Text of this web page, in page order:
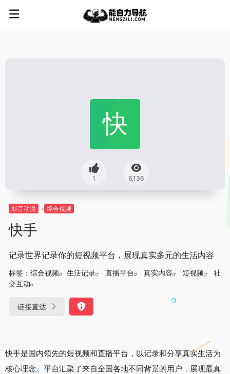
1 6,136
影音动漫 综合视频
快手
记录世界记录你的短视频平台，展现真实多元的生活内容
标签： 综合视频 生活记录 直播平台 真实内容 短视频
社
交互动
链接直达
快手是国内领先的短视频和直播平台，以记录和分享真实生活为
核心理念。平台汇聚了来自全国各地不同背景的用户，展现最真